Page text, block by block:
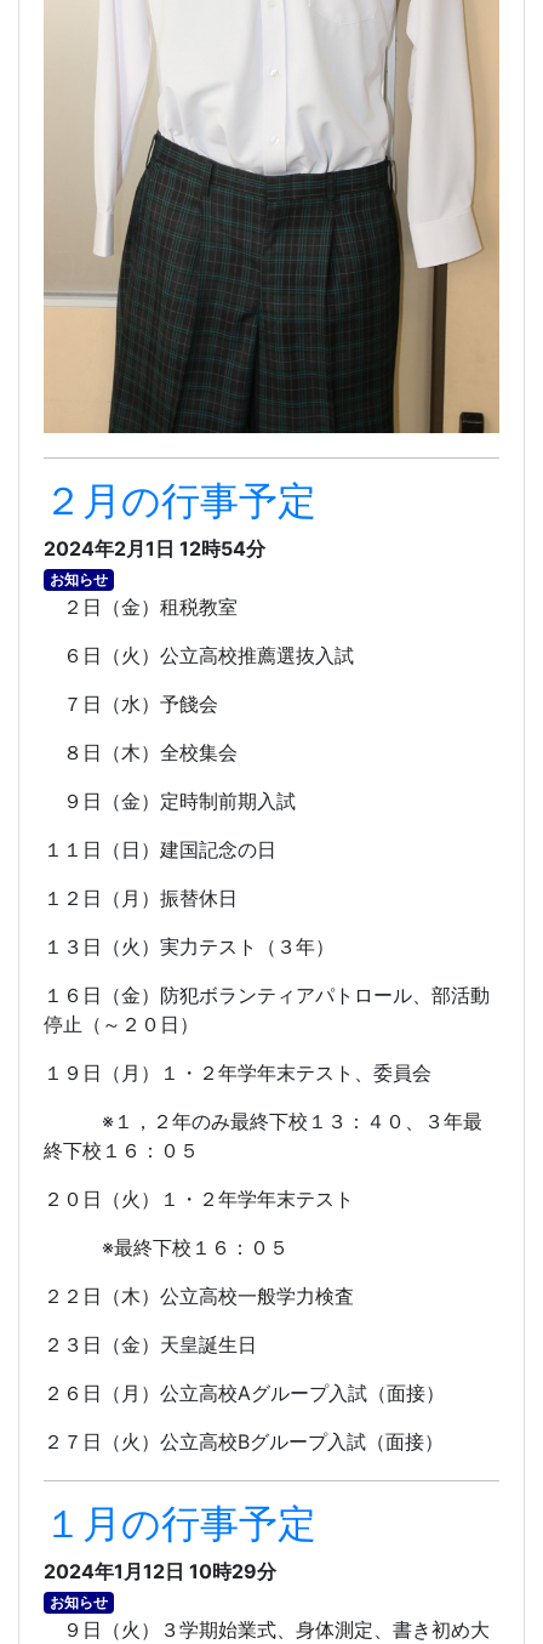
２月の行事予定
2024年2月1日 12時54分
お知らせ
２日（金）租税教室
６日（火）公立高校推薦選抜入試
７日（水）予餞会
８日（木）全校集会
９日（金）定時制前期入試
１１日（日）建国記念の日
１２日（月）振替休日
１３日（火）実力テスト（３年）
１６日（金）防犯ボランティアパトロール、部活動
停止（～２０日）
１９日（月）１・２年学年末テスト、委員会
※１，２年のみ最終下校１３：４０、３年最
終下校１６：０５
２０日（火）１・２年学年末テスト
※最終下校１６：０５
２２日（木）公立高校一般学力検査
２３日（金）天皇誕生日
２６日（月）公立高校Aグループ入試（面接）
２７日（火）公立高校Bグループ入試（面接）
１月の行事予定
2024年1月12日 10時29分
お知らせ
９日（火）３学期始業式、身体測定、書き初め大